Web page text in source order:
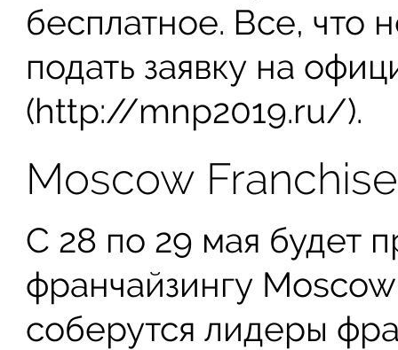
бесплатное. Все, что
подать заявку на
(http://mnp2019.ru/).
Moscow
С 28 по 29 мая будет
франчайзингу
соберутся лидеры